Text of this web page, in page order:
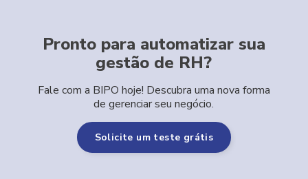
Pronto para automatizar sua
gestão de RH?
Fale com a BIPO hoje! Descubra uma nova forma
de gerenciar seu negócio.
Solicite um teste grátis